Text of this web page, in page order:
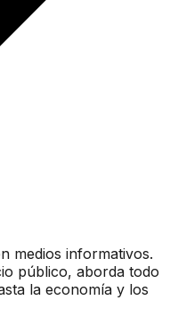
medios informativos.
público, aborda todo
la economía y los